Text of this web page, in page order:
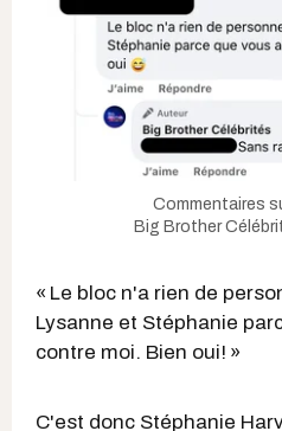
Commentaires
Big Brother
« Le bloc n'a rien de
Lysanne et Stéphanie
contre moi. Bien oui! »
C'est donc Stéphanie